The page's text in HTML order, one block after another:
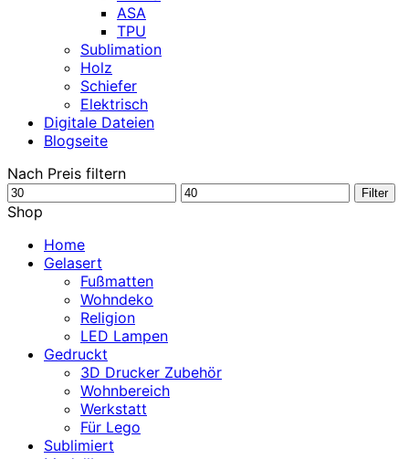
ASA
TPU
Sublimation
Holz
Schiefer
Elektrisch
Digitale Dateien
Blogseite
Nach Preis filtern
Min.
Preis
Max.
Filter
Shop
Home
Gelasert
Fußmatten
Wohndeko
Religion
LED Lampen
Gedruckt
3D Drucker Zubehör
Wohnbereich
Werkstatt
Für Lego
Sublimiert